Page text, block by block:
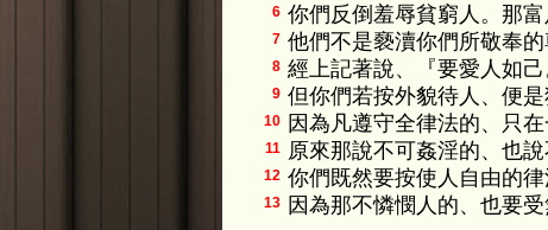
6 你們反倒羞辱貧窮人。那
7 他們不是褻瀆你們所敬奉
8 經上記著說、『要愛人如
9 但你們若按外貌待人、便
10 因為凡遵守全律法的、只
11 原來那說不可姦淫的、也
12 你們既然要按使人自由的
13 因為那不憐憫人的、也要